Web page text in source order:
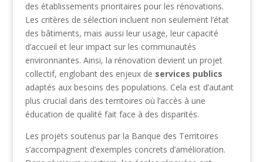
des établissements prioritaires pour les rénovations.
Les critères de sélection incluent non seulement l’état
des bâtiments, mais aussi leur usage, leur capacité
d’accueil et leur impact sur les communautés
environnantes. Ainsi, la rénovation devient un projet
collectif, englobant des enjeux de services publics
adaptés aux besoins des populations. Cela est d’autant
plus crucial dans des territoires où l’accès à une
éducation de qualité fait face à des disparités.
Les projets soutenus par la Banque des Territoires
s’accompagnent d’exemples concrets d’amélioration.